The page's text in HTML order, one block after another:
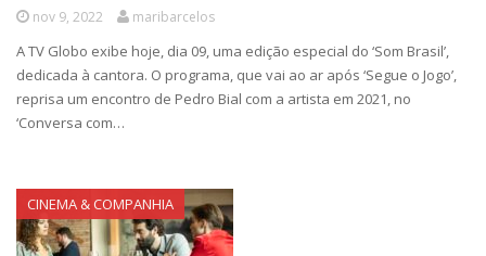
nov 9, 2022 maribarcelos
A TV Globo exibe hoje, dia 09, uma edição especial do ‘Som Brasil’,
dedicada à cantora. O programa, que vai ao ar após ‘Segue o Jogo’,
reprisa um encontro de Pedro Bial com a artista em 2021, no
‘Conversa com…
CINEMA & COMPANHIA